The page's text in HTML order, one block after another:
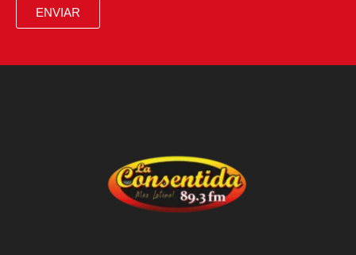
ENVIAR